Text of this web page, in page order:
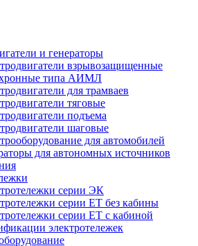
и генераторы
взрывозащищенные
типа АИМЛ
для трамваев
тяговые
подъема
шаговые
для автомобилей
для автономных источников
серии ЭК
серии ЕТ без кабины
серии ЕТ с кабиной
электротележек